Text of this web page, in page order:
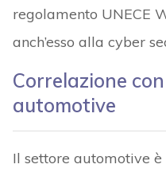
regolamento UNECE
anch’esso alla cyber
Correlazione
automotive
Il settore automotive